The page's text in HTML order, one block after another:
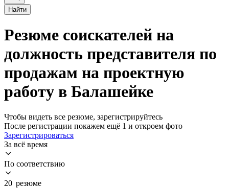
Найти
Резюме соискателей на
должность представителя по
продажам на проектную
работу в Балашейке
Чтобы видеть все резюме, зарегистрируйтесь
После регистрации покажем ещё 1 и откроем фото
Зарегистрироваться
За всё время
По соответствию
20 резюме